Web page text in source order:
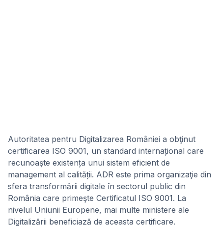
Autoritatea pentru Digitalizarea României a obţinut
certificarea ISO 9001, un standard internațional care
recunoaște existența unui sistem eficient de
management al calității. ADR este prima organizaţie din
sfera transformării digitale în sectorul public din
România care primeşte Certificatul ISO 9001. La
nivelul Uniunii Europene, mai multe ministere ale
Digitalizării beneficiază de aceasta certificare.